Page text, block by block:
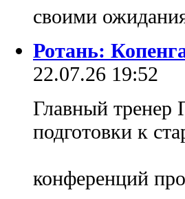
своими
Ротань:
22.07.26 19:52
Главный тренер
подготовки к
конференций